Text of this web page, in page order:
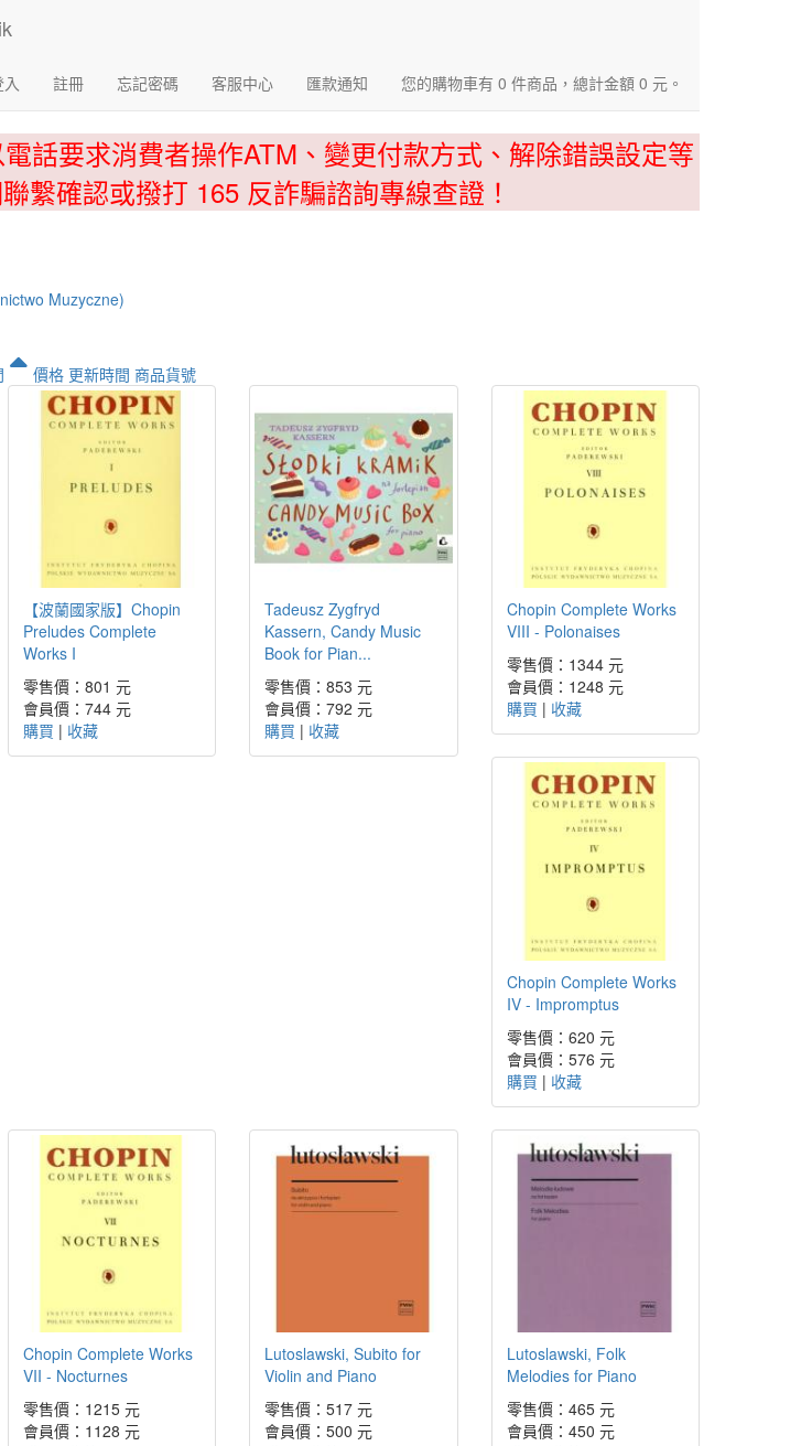
註冊 忘記密碼 客服中心 匯款通知 您的購物車有 0 件商品，總計金額 0 元。
話要求消費者操作ATM、變更付款方式、解除錯誤設定等
繫確認或撥打 165 反詐騙諮詢專線查證！
Muzyczne)
價格 更新時間 商品貨號
【波蘭國家版】Chopin
Preludes Complete
Works I
零售價：801 元
會員價：744 元
購買 | 收藏
Tadeusz Zygfryd
Kassern, Candy Music
Book for Pian...
零售價：853 元
會員價：792 元
購買 | 收藏
Chopin Complete Works
VIII - Polonaises
零售價：1344 元
會員價：1248 元
購買 | 收藏
Chopin Complete Works
IV - Impromptus
零售價：620 元
會員價：576 元
購買 | 收藏
Chopin Complete Works
VII - Nocturnes
零售價：1215 元
會員價：1128 元
Lutoslawski, Subito for
Violin and Piano
零售價：517 元
會員價：500 元
Lutoslawski, Folk
Melodies for Piano
零售價：465 元
會員價：450 元